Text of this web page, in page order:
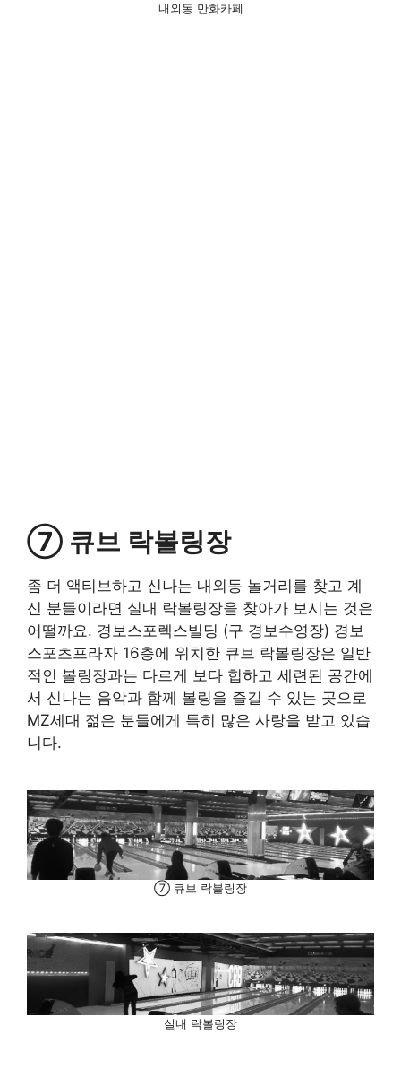
내외동 만화카페
⑦ 큐브 락볼링장
좀 더 액티브하고 신나는 내외동 놀거리를 찾고 계
신 분들이라면 실내 락볼링장을 찾아가 보시는 것은
어떨까요. 경보스포렉스빌딩 (구 경보수영장) 경보
스포츠프라자 16층에 위치한 큐브 락볼링장은 일반
적인 볼링장과는 다르게 보다 힙하고 세련된 공간에
서 신나는 음악과 함께 볼링을 즐길 수 있는 곳으로
MZ세대 젊은 분들에게 특히 많은 사랑을 받고 있습
니다.
⑦ 큐브 락볼링장
실내 락볼링장